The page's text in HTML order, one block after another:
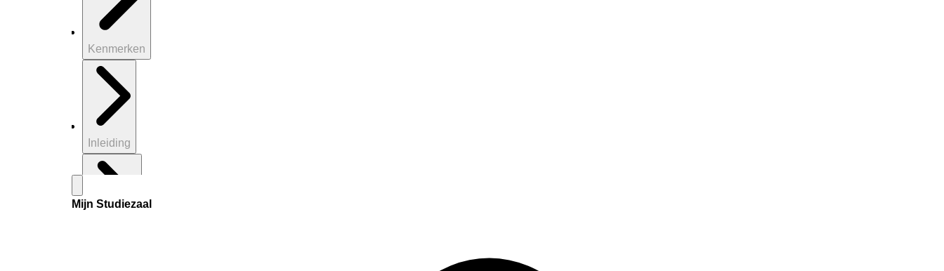
Kenmerken
Inleiding
Mijn Studiezaal